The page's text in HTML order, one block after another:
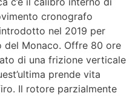
cronografo
nel 2019 per
del Monaco. Offre 80 ore
di una frizione verticale
prende vita
Il rotore parzialmente